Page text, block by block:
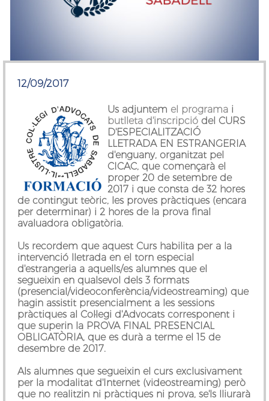
12/09/2017
Us adjuntem el programa i
butlleta d'inscripció del CURS
D'ESPECIALITZACIÓ
LLETRADA EN ESTRANGERIA
d'enguany, organitzat pel
CICAC, que començarà el
proper 20 de setembre de
2017 i que consta de 32 hores
de contingut teòric, les proves pràctiques (encara
per determinar) i 2 hores de la prova final
avaluadora obligatòria.
Us recordem que aquest Curs habilita per a la
intervenció lletrada en el torn especial
d'estrangeria a aquells/es alumnes que el
segueixin en qualsevol dels 3 formats
(presencial/videoconferència/videostreaming) que
hagin assistit presencialment a les sessions
pràctiques al Col·legi d'Advocats corresponent i
que superin la PROVA FINAL PRESENCIAL
OBLIGATÒRIA, que es durà a terme el 15 de
desembre de 2017.
Als alumnes que segueixin el curs exclusivament
per la modalitat d'Internet (videostreaming) però
que no realitzin ni pràctiques ni prova, se'ls lliurarà